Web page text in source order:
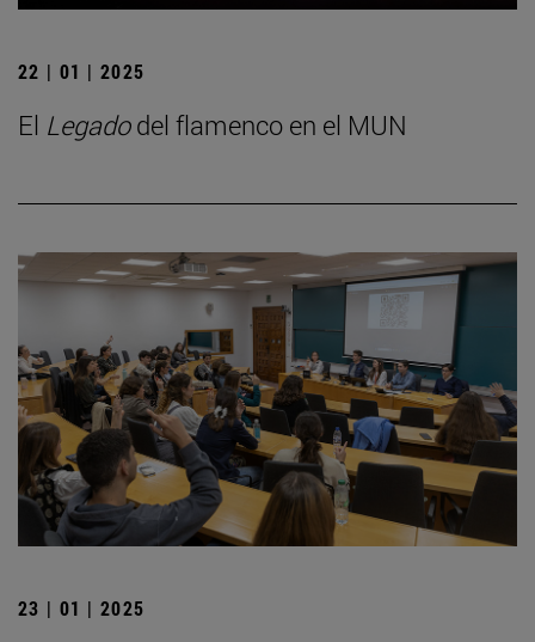
22 | 01 | 2025
El Legadodel flamenco en el MUN
23 | 01 | 2025